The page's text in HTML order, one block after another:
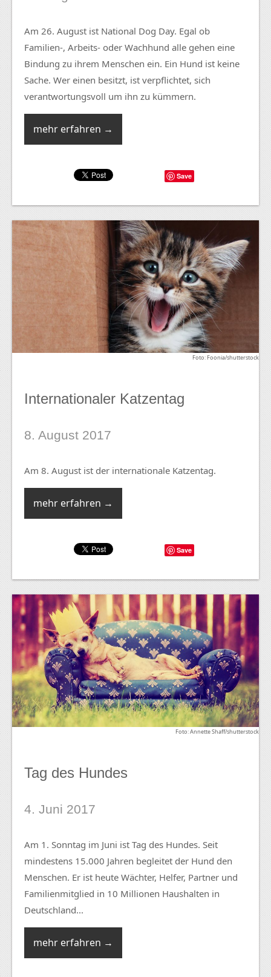
Am 26. August ist National Dog Day. Egal ob
Familien-, Arbeits- oder Wachhund alle gehen eine
Bindung zu ihrem Menschen ein. Ein Hund ist keine
Sache. Wer einen besitzt, ist verpflichtet, sich
verantwortungsvoll um ihn zu kümmern.
mehr erfahren →
Save
Foto: Foonia/shutterstock
Internationaler Katzentag
8. August 2017
Am 8. August ist der internationale Katzentag.
mehr erfahren →
Save
Foto: Annette Shaff/shutterstock
Tag des Hundes
4. Juni 2017
Am 1. Sonntag im Juni ist Tag des Hundes. Seit
mindestens 15.000 Jahren begleitet der Hund den
Menschen. Er ist heute Wächter, Helfer, Partner und
Familienmitglied in 10 Millionen Haushalten in
Deutschland...
mehr erfahren →